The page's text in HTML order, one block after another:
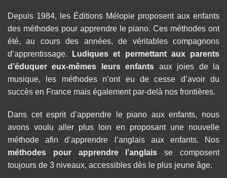
Depuis 1984, les Éditions Mélopie proposent aux enfants
des méthodes pour apprendre le piano. Ces méthodes ont
été, au cours des années, de véritables compagnons
d’apprentissage.
Ludiques et permettant aux parents
d’éduquer eux-mêmes leurs enfants aux joies de la
musique, les méthodes n’ont eu de cesse d’avoir du
succès en France mais également par-delà nos frontières.
Dans cet esprit d’appendre le piano aux enfants, nous
avons voulu aller plus loin en proposant une nouvelle
méthode afin d’apprendre l’anglais aux enfants. Nos
méthodes pour apprendre l’anglais se composent
toujours de 3 niveaux, accessibles dès le plus jeune âge.